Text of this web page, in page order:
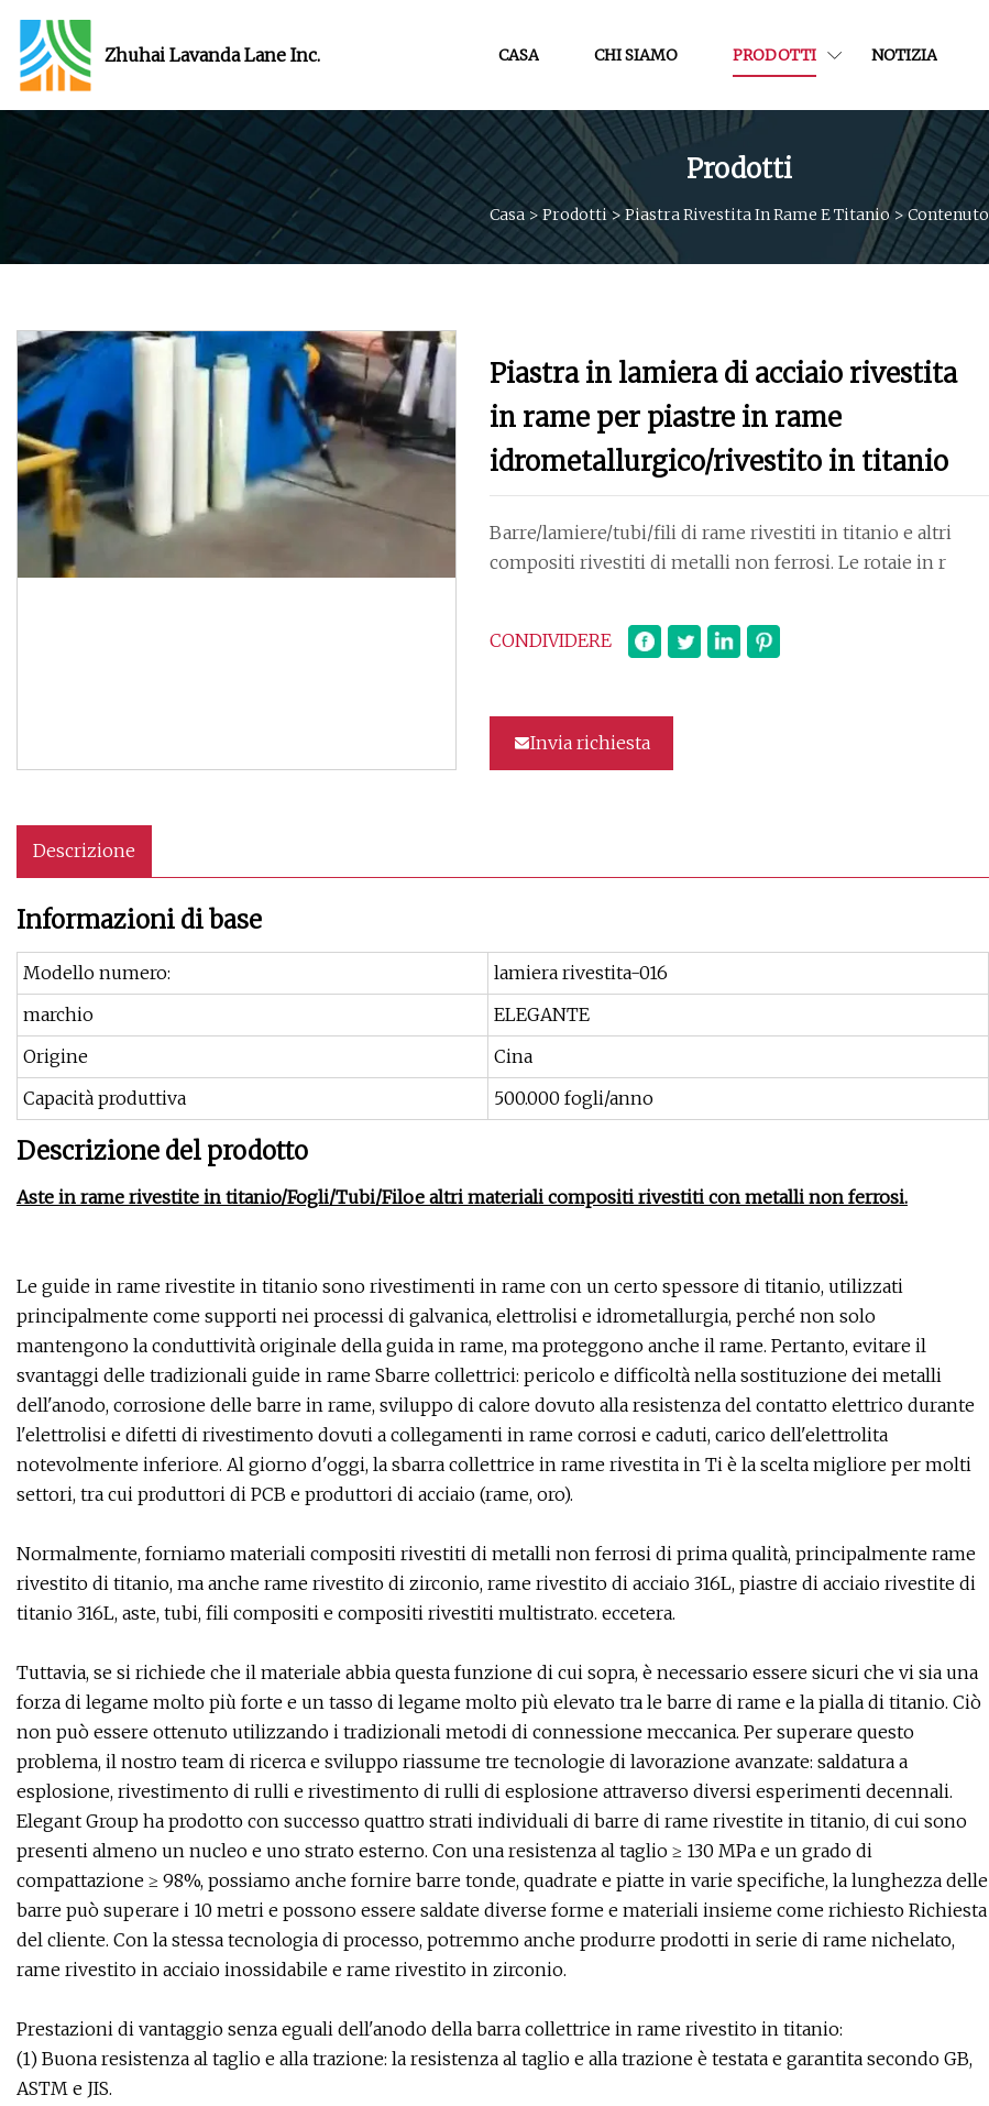
Zhuhai Lavanda Lane Inc. CASA CHI SIAMO PRODOTTI NOTIZIA
Prodotti
Casa>Prodotti> Piastra Rivestita In Rame E Titanio>Contenuto
Piastra in lamiera di acciaio rivestita
in rame per piastre in rame
idrometallurgico/rivestito in titanio
Barre/lamiere/tubi/fili di rame rivestiti in titanio e altri
compositi rivestiti di metalli non ferrosi. Le rotaie in r
CONDIVIDERE
Invia richiesta
Descrizione
Informazioni di base
Modello numero:
lamiera rivestita-016
marchio
ELEGANTE
Origine
Cina
Capacità produttiva
500.000 fogli/anno
Descrizione del prodotto
Aste in rame rivestite in titanio/Fogli/Tubi/Filoe altri materiali compositi rivestiti con metalli non ferrosi.
Le guide in rame rivestite in titanio sono rivestimenti in rame con un certo spessore di titanio, utilizzati
principalmente come supporti nei processi di galvanica, elettrolisi e idrometallurgia, perché non solo
mantengono la conduttività originale della guida in rame, ma proteggono anche il rame. Pertanto, evitare il
svantaggi delle tradizionali guide in rame Sbarre collettrici: pericolo e difficoltà nella sostituzione dei metalli
dell'anodo, corrosione delle barre in rame, sviluppo di calore dovuto alla resistenza del contatto elettrico durante
l'elettrolisi e difetti di rivestimento dovuti a collegamenti in rame corrosi e caduti, carico dell'elettrolita
notevolmente inferiore. Al giorno d'oggi, la sbarra collettrice in rame rivestita in Ti è la scelta migliore per molti
settori, tra cui produttori di PCB e produttori di acciaio (rame, oro).
Normalmente, forniamo materiali compositi rivestiti di metalli non ferrosi di prima qualità, principalmente rame
rivestito di titanio, ma anche rame rivestito di zirconio, rame rivestito di acciaio 316L, piastre di acciaio rivestite di
titanio 316L, aste, tubi, fili compositi e compositi rivestiti multistrato. eccetera.
Tuttavia, se si richiede che il materiale abbia questa funzione di cui sopra, è necessario essere sicuri che vi sia una
forza di legame molto più forte e un tasso di legame molto più elevato tra le barre di rame e la pialla di titanio. Ciò
non può essere ottenuto utilizzando i tradizionali metodi di connessione meccanica. Per superare questo
problema, il nostro team di ricerca e sviluppo riassume tre tecnologie di lavorazione avanzate: saldatura a
esplosione, rivestimento di rulli e rivestimento di rulli di esplosione attraverso diversi esperimenti decennali.
Elegant Group ha prodotto con successo quattro strati individuali di barre di rame rivestite in titanio, di cui sono
presenti almeno un nucleo e uno strato esterno. Con una resistenza al taglio ≥ 130 MPa e un grado di
compattazione ≥ 98%, possiamo anche fornire barre tonde, quadrate e piatte in varie specifiche, la lunghezza delle
barre può superare i 10 metri e possono essere saldate diverse forme e materiali insieme come richiesto Richiesta
del cliente. Con la stessa tecnologia di processo, potremmo anche produrre prodotti in serie di rame nichelato,
rame rivestito in acciaio inossidabile e rame rivestito in zirconio.
Prestazioni di vantaggio senza eguali dell'anodo della barra collettrice in rame rivestito in titanio:
(1) Buona resistenza al taglio e alla trazione: la resistenza al taglio e alla trazione è testata e garantita secondo GB,
ASTM e JIS.